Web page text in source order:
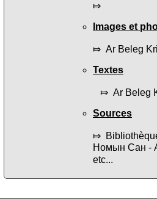
⤇
Images et
⤇ Ar Beleg
Textes
⤇ Ar Beleg
Sources
⤇
Номын Сан -
etc...